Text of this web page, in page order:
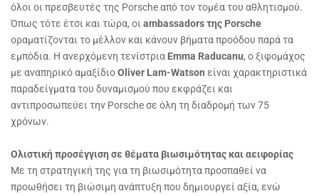
όλοι οι πρεσβευτές της Porsche από τον τομέα του αθλητισμού.
Όπως τότε έτσι και τώρα, οι ambassadors της Porsche
οραματίζονται το μέλλον και κάνουν βήματα προόδου παρά τα
εμπόδια. Η ανερχόμενη τενίστρια Emma Raducanu, o ξιφομάχος
με αναπηρικό αμαξίδιοOliver Lam-Watson είναι χαρακτηριστικά
παραδείγματα του δυναμισμού που εκφράζει και
αντιπροσωπεύει την Porsche σε όλη τη διαδρομή των 75
χρόνων.
Ολιστική προσέγγιση σε θέματα βιωσιμότητας και αειφορίας
Με τη στρατηγική της για τη βιωσιμότητα προσπαθεί να
προωθήσει τη βιώσιμη ανάπτυξη που δημιουργεί αξία, ενώ